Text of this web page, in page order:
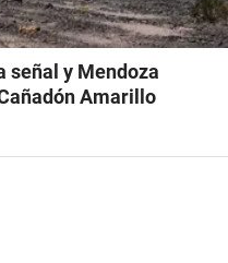
señal y Mendoza
Amarillo